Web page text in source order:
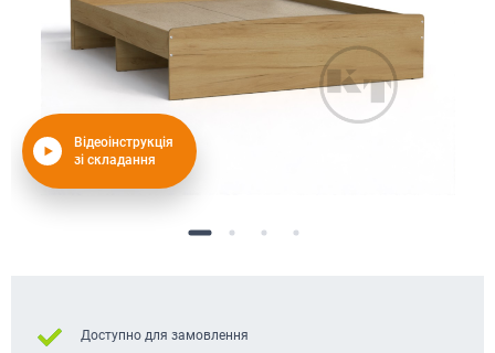
Відеоінструкція
зі складання
Доступно для замовлення